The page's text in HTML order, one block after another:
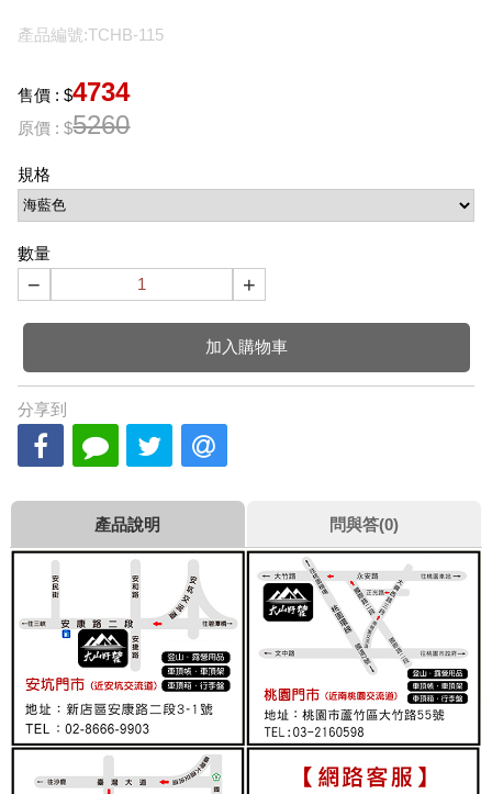
產品編號:TCHB-115
售價 : $4734
原價 : $5260
規格
數量
− +
加入購物車
分享到
產品說明 問與答(0)